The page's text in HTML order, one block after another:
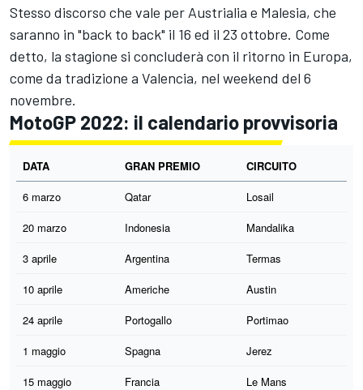
Stesso discorso che vale per Austrialia e Malesia, che
saranno in "back to back" il 16 ed il 23 ottobre. Come
detto, la stagione si concluderà con il ritorno in Europa,
come da tradizione a Valencia, nel weekend del 6
novembre.
MotoGP 2022: il calendario provvisoria
DATA GRAN PREMIO
CIRCUITO
6 marzo
Qatar
Losail
20 marzo
Indonesia
Mandalika
3 aprile
Argentina
Termas
10 aprile
Americhe
Austin
24 aprile
Portogallo
Portimao
1 maggio
Spagna
Jerez
15 maggio
Francia
Le Mans